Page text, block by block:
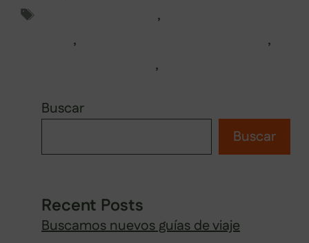
,
,
,
,
Buscar
Buscar
Recent Posts
Buscamos nuevos guías de viaje